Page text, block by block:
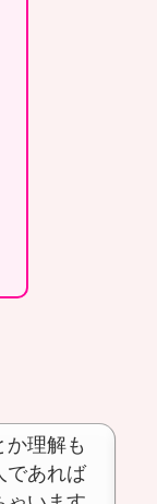
か理解も
であれば